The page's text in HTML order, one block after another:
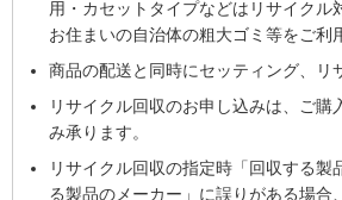
用・カセットタイプなどはリサイクル
お住まいの自治体の粗大ゴミ等をご利
商品の配送と同時にセッティング、リ
リサイクル回収のお申し込みは、ご購
み承ります。
リサイクル回収の指定時「回収する製
る製品のメーカー」に誤りがある場合